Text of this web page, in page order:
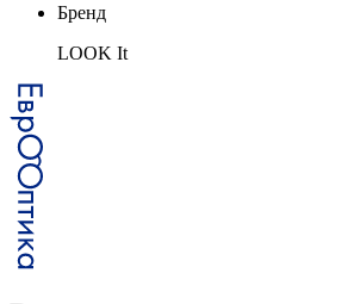
Бренд
LOOK It